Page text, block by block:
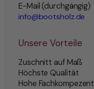
E-Mail (durchgängig)
info@bootsholz.de
Unsere Vorteile
Zuschnitt auf Maß
Höchste Qualität
Hohe Fachkompezent